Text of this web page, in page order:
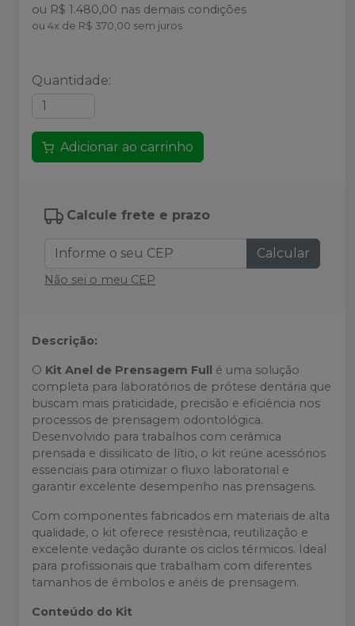
ou R$ 1.480,00 nas demais condições
ou 4x de R$ 370,00 sem juros
Quantidade:
Adicionar ao carrinho
Calcule frete e prazo
Calcular
Não sei o meu CEP
Descrição:
O Kit Anel de Prensagem Full é uma solução
completa para laboratórios de prótese dentária que
buscam mais praticidade, precisão e eficiência nos
processos de prensagem odontológica.
Desenvolvido para trabalhos com cerâmica
prensada e dissilicato de lítio, o kit reúne acessórios
essenciais para otimizar o fluxo laboratorial e
garantir excelente desempenho nas prensagens.
Com componentes fabricados em materiais de alta
qualidade, o kit oferece resistência, reutilização e
excelente vedação durante os ciclos térmicos. Ideal
para profissionais que trabalham com diferentes
tamanhos de êmbolos e anéis de prensagem.
Conteúdo do Kit